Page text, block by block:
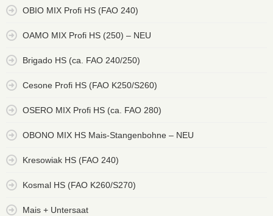
OBIO MIX Profi HS (FAO 240)
OAMO MIX Profi HS (250) – NEU
Brigado HS (ca. FAO 240/250)
Cesone Profi HS (FAO K250/S260)
OSERO MIX Profi HS (ca. FAO 280)
OBONO MIX HS Mais-Stangenbohne – NEU
Kresowiak HS (FAO 240)
Kosmal HS (FAO K260/S270)
Mais + Untersaat